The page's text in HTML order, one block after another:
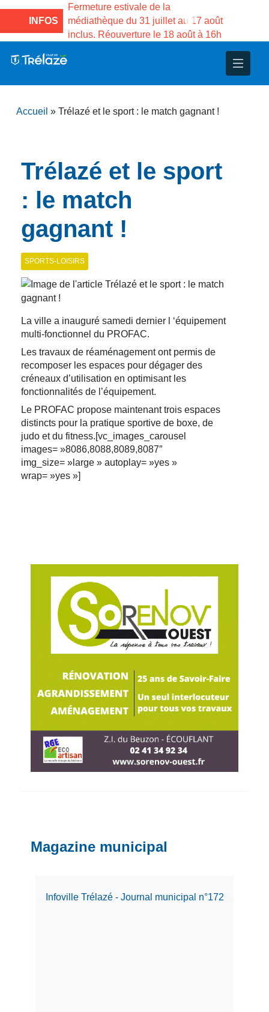
INFOS
la Maison des
de Gama du
Fermeture estivale de la
médiathèque du 31 juillet au 17 août
inclus. Réouverture le 18 août à 16h
et d’animations
Projets
Accueil » Trélazé et le sport : le match gagnant !
Trélazé et le sport
: le match
gagnant !
SPORTS-LOISIRS
La ville a inauguré samedi dernier l ‘équipement
multi-fonctionnel du PROFAC.
Les travaux de réaménagement ont permis de
recomposer les espaces pour dégager des
créneaux d’utilisation en optimisant les
fonctionnalités de l’équipement.
Le PROFAC propose maintenant trois espaces
distincts pour la pratique sportive de boxe, de
judo et du fitness.[vc_images_carousel
images= »8086,8088,8089,8087″
img_size= »large » autoplay= »yes »
wrap= »yes »]
Magazine municipal
Infoville Trélazé - Journal municipal n°172